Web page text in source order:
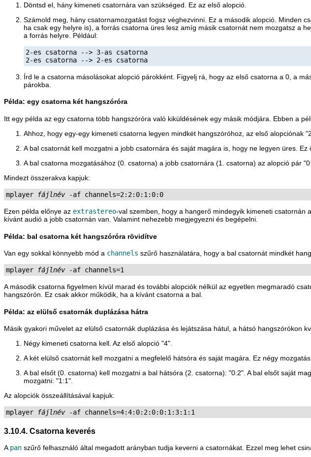
Döntsd el, hány kimeneti csatornára van szükséged. Ez az első alopció.
Számold meg, hány csatornamozgatást fogsz véghezvinni. Ez a második alopció. Minden
ha csak egy helyre is), a forrás csatorna üres lesz amíg másik csatornát nem mozgatsz a
a forrás helyre. Például:
2-es csatorna --> 3-as csatorna
2-es csatorna --> 2-es csatorna
Írd le a csatorna másolásokat alopció párokként. Figyelj rá, hogy az első csatorna a 0, a
párokba.
Példa: egy csatorna két hangszóróra
Itt egy példa az egy csatorna több hangszóróra való kiküldésének egy másik módjára. Ebben a
Ahhoz, hogy egy-egy kimeneti csatorna legyen mindkét hangszóróhoz, az első alopciónak
A bal csatornát kell mozgatni a jobb csatornára és saját magára is, hogy ne legyen üres.
A bal csatorna mozgatásához (0. csatorna) a jobb csatornára (1. csatorna) az alopció pár
Mindezt összerakva kapjuk:
mplayer fájlnév
Ezen példa előnye az extrastereo-val szemben, hogy a hangerő mindegyik kimeneti csatornán
kívánt audió a jobb csatornán van. Valamint nehezebb megjegyezni és begépelni.
Példa: bal csatorna két hangszóróra rövidítve
Van egy sokkal könnyebb mód a channels szűrő használatára, hogy a bal csatornát mindkét
mplayer fájlnév -af channels=1
A második csatorna figyelmen kívül marad és további alopciók nélkül az egyetlen megmaradó
hangszórón. Ez csak akkor működik, ha a kívánt csatorna a bal.
Példa: az elülső csatornák duplázása hátra
Másik gyakori művelet az elülső csatornák duplázása és lejátszása hátul, a hátsó hangszórókon
Négy kimeneti csatorna kell. Az első alopció "4".
A két elülső csatornát kell mozgatni a megfelelő hátsóra és saját magára. Ez négy
A bal elsőt (0. csatorna) kell mozgatni a bal hátsóra (2. csatorna): "0:2". A bal elsőt saját
mozgatni: "1:1".
Az alopciók összeállításával kapjuk:
mplayer fájlnév
3.10.4. Csatorna keverés
A pan szűrő felhasználó által megadott arányban tudja keverni a csatornákat. Ezzel meg lehet